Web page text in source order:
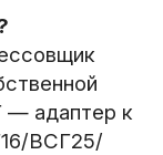
адаптер к
ВСГ25/